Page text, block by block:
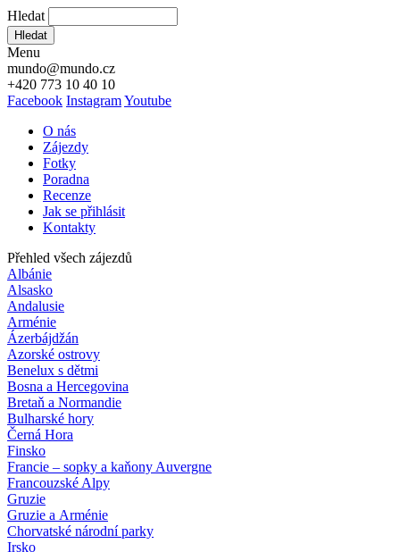
Hledat
Hledat
Menu
mundo@mundo.cz
+420 773 10 40 10
Facebook InstagramYoutube
O nás
Zájezdy
Fotky
Poradna
Recenze
Jak se přihlásit
Kontakty
Přehled všech zájezdů
Albánie
Alsasko
Andalusie
Arménie
Ázerbájdžán
Azorské ostrovy
Benelux s dětmi
Bosna a Hercegovina
Bretaň a Normandie
Bulharské hory
Černá Hora
Finsko
Francie – sopky a kaňony Auvergne
Francouzské Alpy
Gruzie
Gruzie a Arménie
Chorvatské národní parky
Irsko